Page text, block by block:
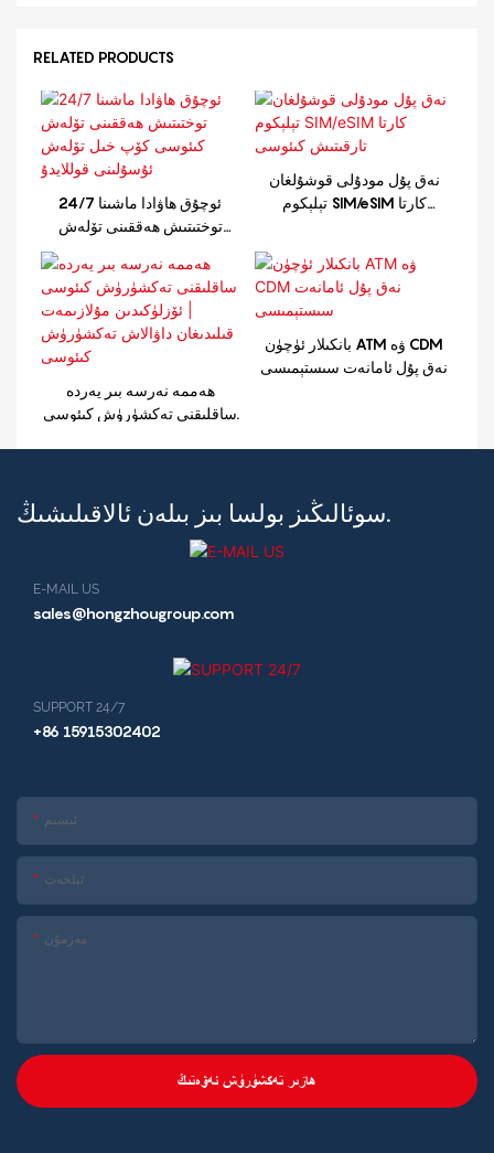
RELATED PRODUCTS
24/7 ئوچۇق ھاۋادا ماشىنا
توختىتىش ھەققىنى تۆلەش
ئۇسۇلىنى قوللايدۇ
نەق پۇل مودۇلى قوشۇلغان
تېلېكوم SIM/eSIM كارتا
ھەممە نەرسە بىر يەردە
ساقلىقنى تەكشۈرۈش كىئوسى
بانكىلار ئۈچۈن ATM ۋە CDM
نەق پۇل ئامانەت سىستېمىسى
سوئالىڭىز بولسا بىز بىلەن ئالاقىلىشىڭ.
E-MAIL US
sales@hongzhougroup.com
SUPPORT 24/7
+86 15915302402
ئىسىم
ئېلخەت
مەزمۇن
ھازىر تەكشۈرۈش ئەۋەتىڭ